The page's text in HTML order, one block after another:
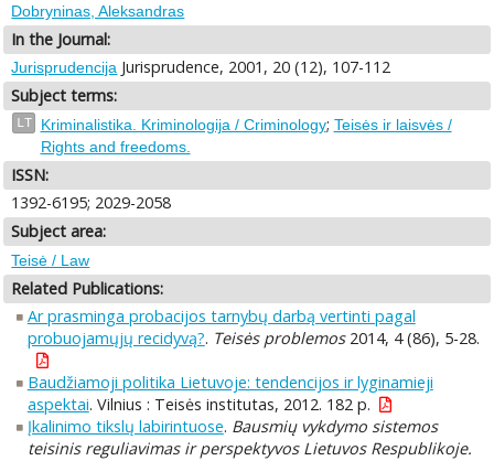
Dobryninas, Aleksandras
In the Journal:
Jurisprudencija Jurisprudence, 2001, 20 (12), 107-112
Subject terms:
LT Kriminalistika. Kriminologija / Criminology; Teisės ir laisvės /
Rights and freedoms.
ISSN:
1392-6195; 2029-2058
Subject area:
Teisė / Law
Related Publications:
Ar prasminga probacijos tarnybų darbą vertinti pagal
probuojamųjų recidyvą?. Teisės problemos2014, 4 (86), 5-28.
Baudžiamoji politika Lietuvoje: tendencijos ir lyginamieji
aspektai. Vilnius : Teisės institutas, 2012. 182 p.
Įkalinimo tikslų labirintuose. Bausmių vykdymo sistemos
teisinis reguliavimas ir perspektyvos Lietuvos Respublikoje.